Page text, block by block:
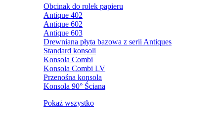
Obcinak do rolek papieru
Antique 402
Antique 602
Antique 603
Drewniana płyta bazowa z serii Antiques
Standard konsoli
Konsola Combi
Konsola Combi LV
Przenośna konsola
Konsola 90° Ściana
Pokaż wszystko